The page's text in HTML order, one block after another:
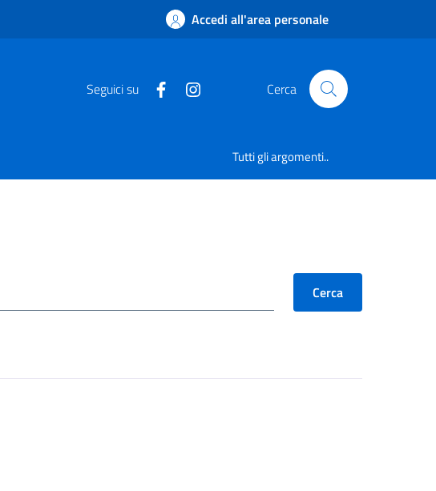
Accedi all'area personale
Seguici su Cerca
Tutti gli argomenti..
Cerca